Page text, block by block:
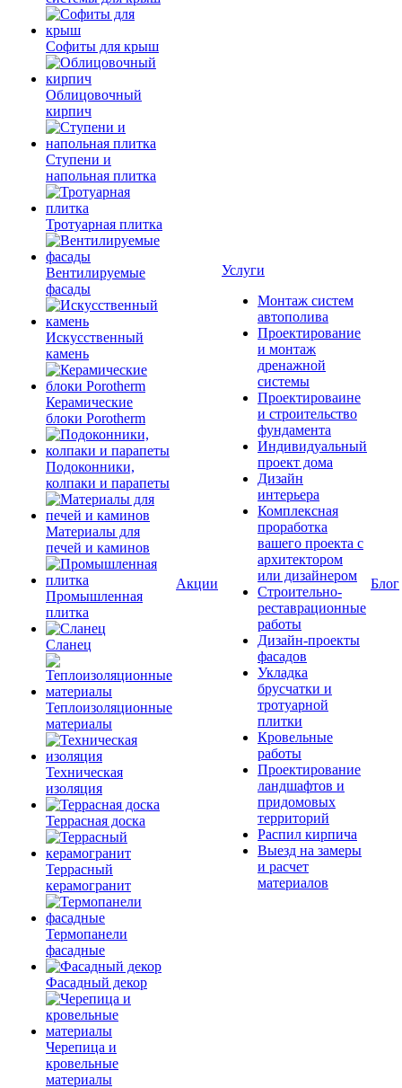
Софиты для крыш
Облицовочный
кирпич
Ступени и
напольная плитка
Тротуарная плитка
Вентилируемые
фасады
Искусственный
камень
Керамические
блоки Porotherm
Подоконники,
колпаки и парапеты
Материалы для
печей и каминов
Промышленная
плитка
Сланец
Теплоизоляционные
материалы
Техническая
изоляция
Террасная доска
Террасный
керамогранит
Термопанели
фасадные
Фасадный декор
Черепица и
кровельные
материалы
Акции
Услуги
Монтаж систем
автополива
Проектирование
и монтаж
дренажной
системы
Проектироваине
и строительство
фундамента
Индивидуальный
проект дома
Дизайн
интерьера
Комплексная
проработка
вашего проекта с
архитектором
или дизайнером
Строительно-
реставрационные
работы
Дизайн-проекты
фасадов
Укладка
брусчатки и
тротуарной
плитки
Кровельные
работы
Проектирование
ландшафтов и
придомовых
территорий
Распил кирпича
Выезд на замеры
и расчет
материалов
Блог